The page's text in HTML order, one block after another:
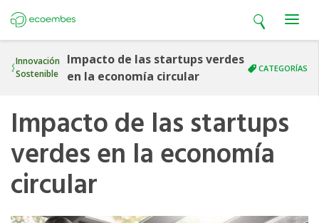
Open search
Open
Innovación
Sostenible
Impacto de las startups verdes
en la economía circular
CATEGORÍAS
Impacto de las startups
verdes en la economía
circular